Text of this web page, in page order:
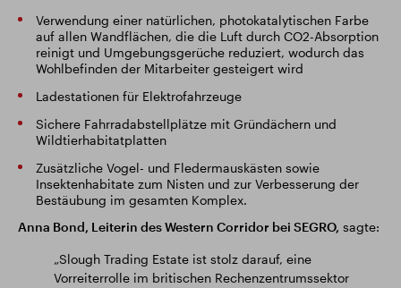
Verwendung einer natürlichen, photokatalytischen Farbe
auf allen Wandflächen, die die Luft durch CO2-Absorption
reinigt und Umgebungsgerüche reduziert, wodurch das
Wohlbefinden der Mitarbeiter gesteigert wird
Ladestationen für Elektrofahrzeuge
Sichere Fahrradabstellplätze mit Gründächern und
Wildtierhabitatplatten
Zusätzliche Vogel- und Fledermauskästen sowie
Insektenhabitate zum Nisten und zur Verbesserung der
Bestäubung im gesamten Komplex.
Anna Bond, Leiterin des Western Corridor bei SEGRO, sagte:
„Slough Trading Estate ist stolz darauf, eine
Vorreiterrolle im britischen Rechenzentrumssektor